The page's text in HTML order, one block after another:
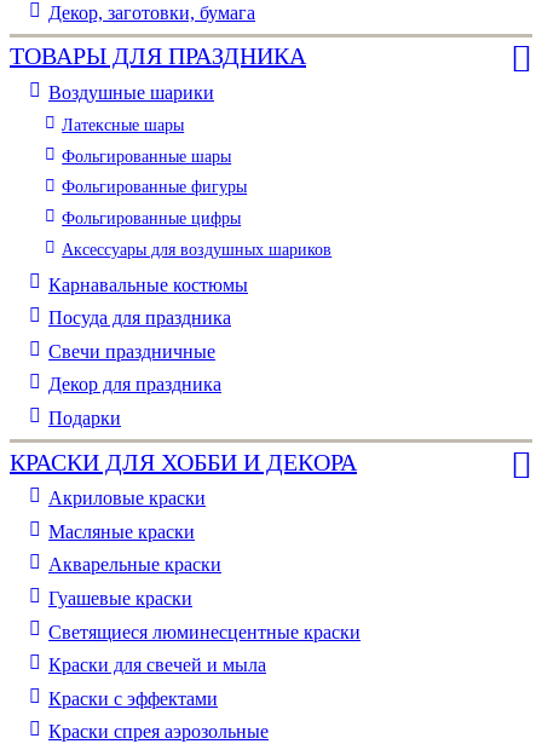
Декор, заготовки, бумага
ТОВАРЫ ДЛЯ ПРАЗДНИКА
Воздушные шарики
Латексные шары
Фольгированные шары
Фольгированные фигуры
Фольгированные цифры
Аксессуары для воздушных шариков
Карнавальные костюмы
Посуда для праздника
Свечи праздничные
Декор для праздника
Подарки
КРАСКИ ДЛЯ ХОББИ И ДЕКОРА
Акриловые краски
Масляные краски
Акварельные краски
Гуашевые краски
Светящиеся люминесцентные краски
Краски для свечей и мыла
Краски с эффектами
Краски спрея аэрозольные